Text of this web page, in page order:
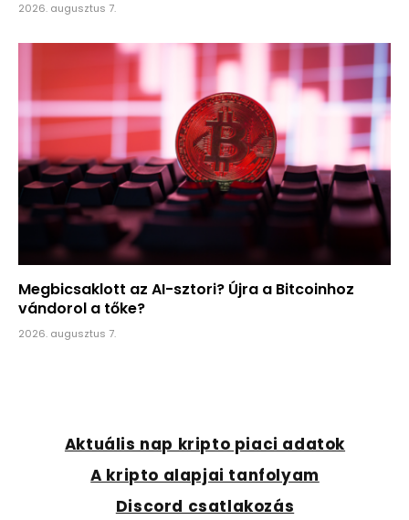
2026. augusztus 7.
Megbicsaklott az AI-sztori? Újra a Bitcoinhoz
vándorol a tőke?
2026. augusztus 7.
Aktuális nap kripto piaci adatok
A kripto alapjai tanfolyam
Discord csatlakozás